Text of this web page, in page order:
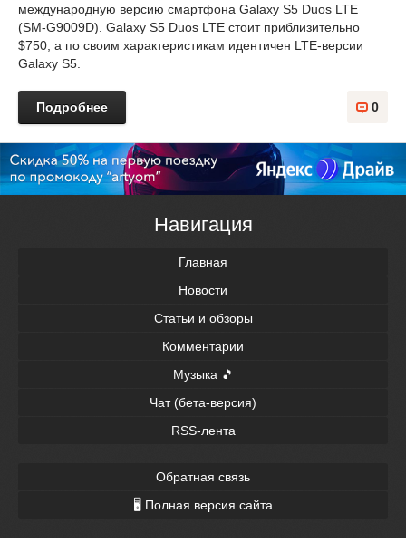
международную версию смартфона Galaxy S5 Duos LTE
(SM-G9009D). Galaxy S5 Duos LTE стоит приблизительно
$750, а по своим характеристикам идентичен LTE-версии
Galaxy S5.
Подробнее 0
Навигация
Главная
Новости
Статьи и обзоры
Комментарии
Музыка 🎵
Чат (бета-версия)
RSS-лента
Обратная связь
🖥 Полная версия сайта